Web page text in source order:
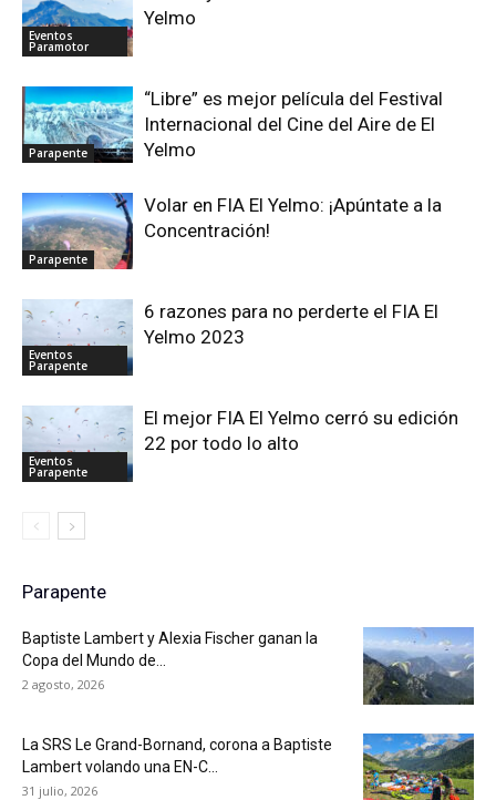
Eventos
Paramotor
Yelmo
Parapente
“Libre” es mejor película del Festival
Internacional del Cine del Aire de El
Yelmo
Parapente
Volar en FIA El Yelmo: ¡Apúntate a la
Concentración!
Eventos
Parapente
6 razones para no perderte el FIA El
Yelmo 2023
Eventos
Parapente
El mejor FIA El Yelmo cerró su edición
22 por todo lo alto
Parapente
Baptiste Lambert y Alexia Fischer ganan la
Copa del Mundo de...
2 agosto, 2026
La SRS Le Grand-Bornand, corona a Baptiste
Lambert volando una EN-C...
31 julio, 2026